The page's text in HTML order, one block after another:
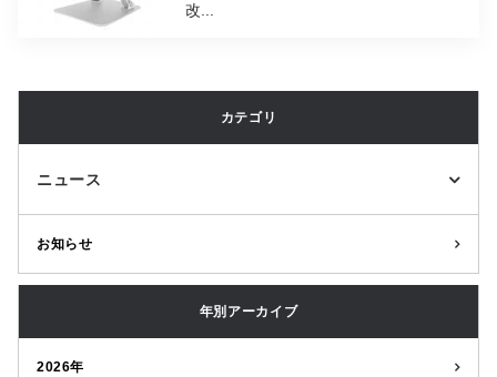
改...
カテゴリ
ニュース
お知らせ
年別アーカイブ
2026年